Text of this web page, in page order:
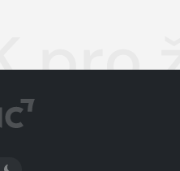
pro
PŘEPNOUT SVĚTLÝ/TMAVÝ REŽIM